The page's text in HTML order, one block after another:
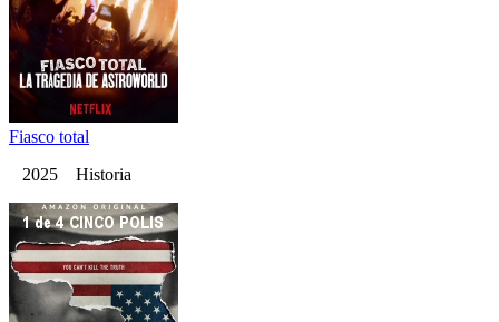
Fiasco total
2025 Historia